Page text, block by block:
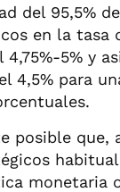
del 95,5%
en la tasa
4,75%-5% y
4,5% para
posible que,
monetaria